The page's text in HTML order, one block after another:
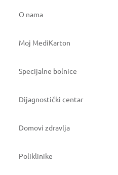
O nama
Moj MediKarton
Specijalne bolnice
Dijagnostički centar
Domovi zdravlja
Poliklinike